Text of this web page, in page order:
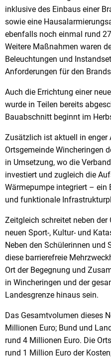
inklusive des Einbaus einer
sowie eine
ebenfalls noch einmal rund
Weitere Maßnahmen waren
Beleuchtungen und
Anforderungen für den
Auch die Errichtung einer
wurde in Teilen bereits
Bauabschnitt beginnt im
Zusätzlich ist aktuell in enger
Ortsgemeinde Wincheringen
in Umsetzung, wo die
investiert und zugleich die
Wärmepumpe integriert – ein
und funktionale
Zeitgleich schreitet neben der
neuen Sport-, Kultur- und
Neben den Schülerinnen und
diese barrierefreie
Ort der Begegnung und
in Wincheringen und der
Landesgrenze hinaus sein.
Das Gesamtvolumen dieses
Millionen Euro; Bund und
rund 4 Millionen Euro. Die
rund 1 Million Euro der